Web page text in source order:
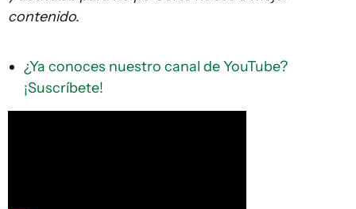
contenido.
¿Ya conoces nuestro canal de YouTube?
¡Suscríbete!